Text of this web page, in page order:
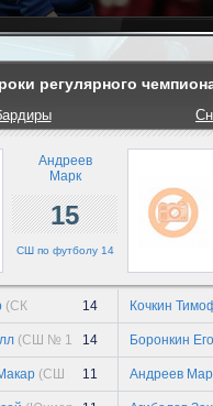
регулярного
Андреев
Марк
15
СШ по футболу 14
(СК
14
(СШ № 1
14
(СШ
11
Кочкин
2 14)
Боронкин
Рогачево 14)
Андреев
футболу 14)